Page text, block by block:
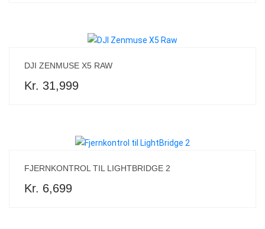
DJI ZENMUSE X5 RAW
Kr. 31,999
FJERNKONTROL TIL LIGHTBRIDGE 2
Kr. 6,699